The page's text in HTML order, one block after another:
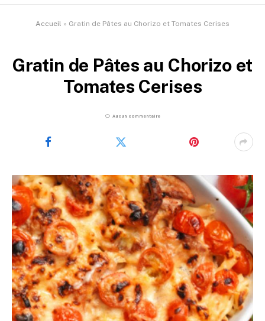
Accueil » Gratin de Pâtes au Chorizo et Tomates Cerises
Gratin de Pâtes au Chorizo et
Tomates Cerises
Aucun commentaire